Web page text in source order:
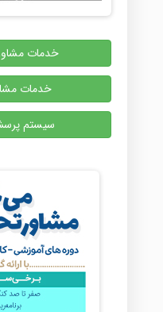
خدمات
خدمات
سیستم